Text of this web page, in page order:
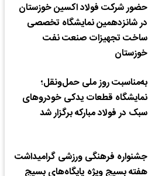
حضور شرکت فولاد اکسین خوزستان
در شانزدهمین نمایشگاه تخصصی
ساخت تجهیزات صنعت نفت
خوزستان
به‌مناسبت روز ملی حمل‌ونقل؛
نمایشگاه قطعات یدکی خودروهای
سبک در فولاد مبارکه برگزار شد
جشنواره فرهنگی ورزشی گرامیداشت
هفته بسیج ویژه پایگاه‌های بسیج